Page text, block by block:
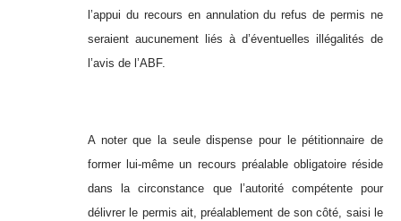
l’appui du recours en annulation du refus de permis ne
seraient aucunement liés à d’éventuelles illégalités de
l’avis de l’ABF.
A noter que la seule dispense pour le pétitionnaire de
former lui-même un recours préalable obligatoire réside
dans la circonstance que l’autorité compétente pour
délivrer le permis ait, préalablement de son côté, saisi le